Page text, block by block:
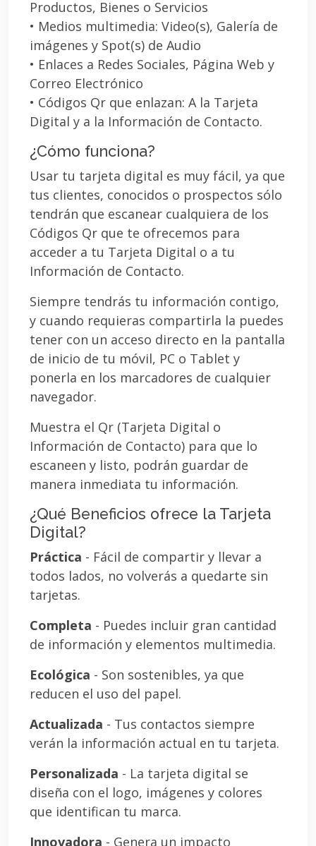
Productos, Bienes o Servicios
• Medios multimedia: Video(s), Galería de
imágenes y Spot(s) de Audio
• Enlaces a Redes Sociales, Página Web y
Correo Electrónico
• Códigos Qr que enlazan: A la Tarjeta
Digital y a la Información de Contacto.
¿Cómo funciona?
Usar tu tarjeta digital es muy fácil, ya que
tus clientes, conocidos o prospectos sólo
tendrán que escanear cualquiera de los
Códigos Qr que te ofrecemos para
acceder a tu Tarjeta Digital o a tu
Información de Contacto.
Siempre tendrás tu información contigo,
y cuando requieras compartirla la puedes
tener con un acceso directo en la pantalla
de inicio de tu móvil, PC o Tablet y
ponerla en los marcadores de cualquier
navegador.
Muestra el Qr (Tarjeta Digital o
Información de Contacto) para que lo
escaneen y listo, podrán guardar de
manera inmediata tu información.
¿Qué Beneficios ofrece la Tarjeta
Digital?
Práctica - Fácil de compartir y llevar a
todos lados, no volverás a quedarte sin
tarjetas.
Completa - Puedes incluir gran cantidad
de información y elementos multimedia.
Ecológica - Son sostenibles, ya que
reducen el uso del papel.
Actualizada - Tus contactos siempre
verán la información actual en tu tarjeta.
Personalizada - La tarjeta digital se
diseña con el logo, imágenes y colores
que identifican tu marca.
Innovadora - Genera un impacto